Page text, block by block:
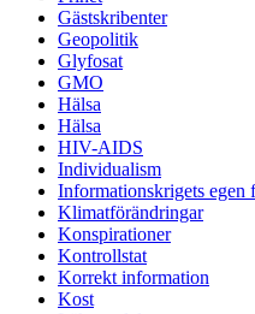
Gästskribenter
Geopolitik
Glyfosat
GMO
Hälsa
Hälsa
HIV-AIDS
Individualism
Informationskrigets egen
Klimatförändringar
Konspirationer
Kontrollstat
Korrekt information
Kost